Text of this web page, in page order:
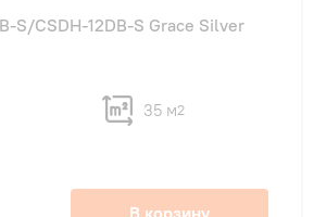
S/CSDH-12DB-S Grace Silver
35 м2